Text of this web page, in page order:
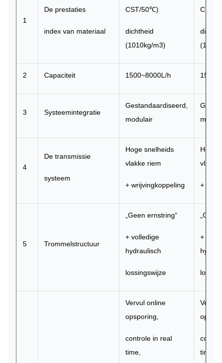
1
De prestaties
index van materiaal
CST/50℃)
dichtheid
(1010kg/m3)
CST/
2 Capaciteit 1500~8000L/h
3 Systeemintegratie
Gestandaardiseerd,
modulair
4
De transmissie
systeem
Hoge snelheids
vlakke riem
+ wrijvingkoppeling
Hoge
vlakke
+
5 Trommelstructuur
„Geen ernstring“
+ volledige
hydraulisch
lossingswijze
+
Vervul online
opsporing,
controle in real
time,
Vervul
time,